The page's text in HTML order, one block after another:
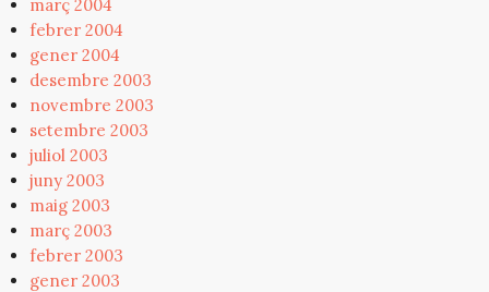
març 2004
febrer 2004
gener 2004
desembre 2003
novembre 2003
setembre 2003
juliol 2003
juny 2003
maig 2003
març 2003
febrer 2003
gener 2003